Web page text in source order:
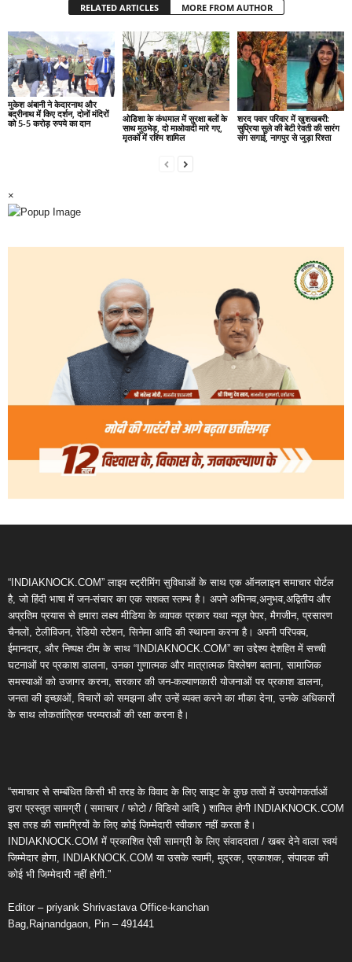
RELATED ARTICLES MORE FROM AUTHOR
मुकेश अंबानी ने केदारनाथ और
बद्रीनाथ में किए दर्शन, दोनों मंदिरों
को 5-5 करोड़ रुपये का दान
ओडिशा के कंधमाल में सुरक्षा बलों के
साथ मुठभेड़, दो माओवादी मारे गए,
मृतकों में रश्मि शामिल
शरद पवार परिवार में खुशखबरी:
सुप्रिया सुले की बेटी रेवती की सारंग
संग सगाई, नागपुर से जुड़ा रिश्ता
×
“INDIAKNOCK.COM” लाइव स्ट्रीमिंग सुविधाओं के साथ एक ऑनलाइन समाचार पोर्टल
है, जो हिंदी भाषा में जन-संचार का एक सशक्त स्तम्भ है। अपने अभिनव,अनुभव,अद्वितीय और
अप्रतिम प्रयास से हमारा लक्ष्य मीडिया के व्यापक प्रकार यथा न्यूज़ पेपर, मैगजीन, प्रसारण
चैनलों, टेलीविजन, रेडियो स्टेशन, सिनेमा आदि की स्थापना करना है। अपनी परिपक्व,
ईमानदार, और निष्पक्ष टीम के साथ “INDIAKNOCK.COM” का उद्देश्य देशहित में सच्ची
घटनाओं पर प्रकाश डालना, उनका गुणात्मक और मात्रात्मक विश्लेषण बताना, सामाजिक
समस्याओं को उजागर करना, सरकार की जन-कल्याणकारी योजनाओं पर प्रकाश डालना,
जनता की इच्छाओं, विचारों को समझना और उन्हें व्यक्त करने का मौका देना, उनके अधिकारों
के साथ लोकतांत्रिक परम्पराओं की रक्षा करना है।
“समाचार से सम्बंधित किसी भी तरह के विवाद के लिए साइट के कुछ तत्वों में उपयोगकर्ताओं
द्वारा प्रस्तुत सामग्री ( समाचार / फोटो / विडियो आदि ) शामिल होगी INDIAKNOCK.COM
इस तरह की सामग्रियों के लिए कोई जिम्मेदारी स्वीकार नहीं करता है।
INDIAKNOCK.COM में प्रकाशित ऐसी सामग्री के लिए संवाददाता / खबर देने वाला स्वयं
जिम्मेदार होगा, INDIAKNOCK.COM या उसके स्वामी, मुद्रक, प्रकाशक, संपादक की
कोई भी जिम्मेदारी नहीं होगी.”
Editor – priyank Shrivastava Office-kanchan
Bag,Rajnandgaon, Pin – 491441